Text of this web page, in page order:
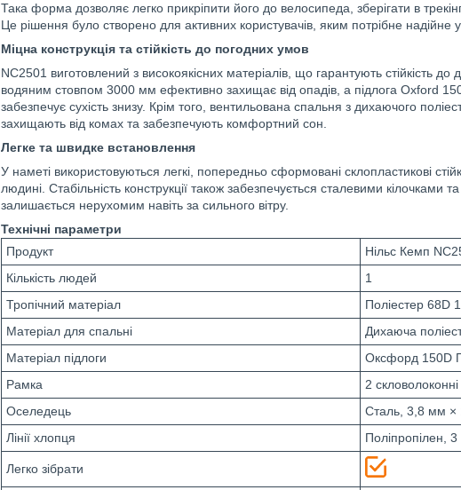
Така форма дозволяє легко прикріпити його до велосипеда, зберігати в
Це рішення було створено для активних користувачів, яким потрібне надійне
Міцна конструкція та стійкість до погодних умов
NC2501 виготовлений з високоякісних матеріалів, що гарантують стійкість до
водяним стовпом 3000 мм ефективно захищає від опадів, а підлога Oxford
забезпечує сухість знизу. Крім того, вентильована спальня з дихаючого
захищають від комах та забезпечують комфортний сон.
Легке та швидке встановлення
У наметі використовуються легкі, попередньо сформовані склопластикові
людині. Стабільність конструкції також забезпечується сталевими кілочками
залишається нерухомим навіть за сильного вітру.
Технічні параметри
Продукт
Нільс Кемп
Кількість людей
1
Тропічний матеріал
Поліестер 68D
Матеріал для спальні
Дихаюча
Матеріал підлоги
Оксфорд 150D
Рамка
2
Оселедець
Сталь, 3,8 мм ×
Лінії хлопця
Поліпропілен,
Легко зібрати